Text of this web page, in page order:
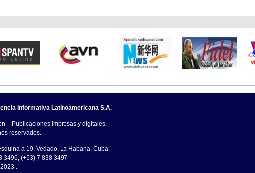
Informativa Latinoamericana S.A.
– Publicaciones impresas y digitales.
reservados.
a 19, Vedado, La Habana, Cuba.
3496, (+53) 7 838 3497
.